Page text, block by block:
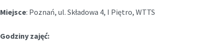
Miejsce: Poznań, ul. Składowa 4, I Piętro, WTTS
Godziny zajęć: